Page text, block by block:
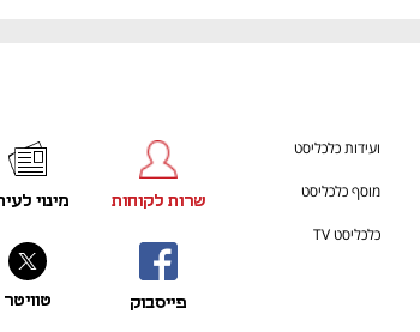
ועידות כלכליסט
מוסף כלכליסט
כלכליסט TV
פייסבוק
שרות לקוחות
טוויטר
מינוי